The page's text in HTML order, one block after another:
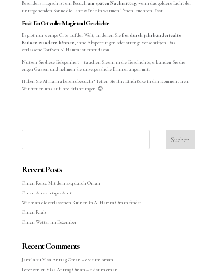
Besonders magisch ist ein Besuch am späten Nachmittag, wenn das goldene Licht der
untergehenden Sonne die Lehmwände in warmen Tönen leuchten lässt.
Fazit: Ein Ort voller Magie und Geschichte
Es gibt nur wenige Orte auf der Welt, an denen Siefrei durch jahrhundertealte
Ruinen wandern können, ohne Absperrungen oder strenge Vorschriften. Das
verlassene Dorf von Al Hamra ist einer davon.
Nutzen Sie diese Gelegenheit – tauchen Sie ein in die Geschichte, erkunden Sie die
engen Gassen und nehmen Sie unvergessliche Erinnerungen mit.
Haben Sie Al Hamra bereits besucht? Teilen Sie Ihre Eindrücke in den Kommentaren!
Wir freuen uns auf Ihre Erfahrungen.😊
Suchen
Recent Posts
Oman Reise: Mit dem 4×4 durch Oman
Oman Auswärtiges Amt
Wie man die verlassenen Ruinen in Al Hamra Oman findet
Oman Rials
Oman Wetter im Dezember
Recent Comments
JamilazuVisa Antrag Oman – e visum oman
Lorenzen zuVisa Antrag Oman – e visum oman